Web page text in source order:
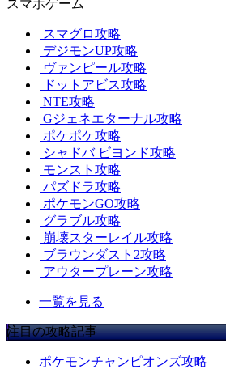
スマホゲーム
スマグロ攻略
デジモンUP攻略
ヴァンピール攻略
ドットアビス攻略
NTE攻略
Gジェネエターナル攻略
ポケポケ攻略
シャドバ ビヨンド攻略
モンスト攻略
パズドラ攻略
ポケモンGO攻略
グラブル攻略
崩壊スターレイル攻略
ブラウンダスト2攻略
アウタープレーン攻略
一覧を見る
注目の攻略記事
ポケモンチャンピオンズ攻略